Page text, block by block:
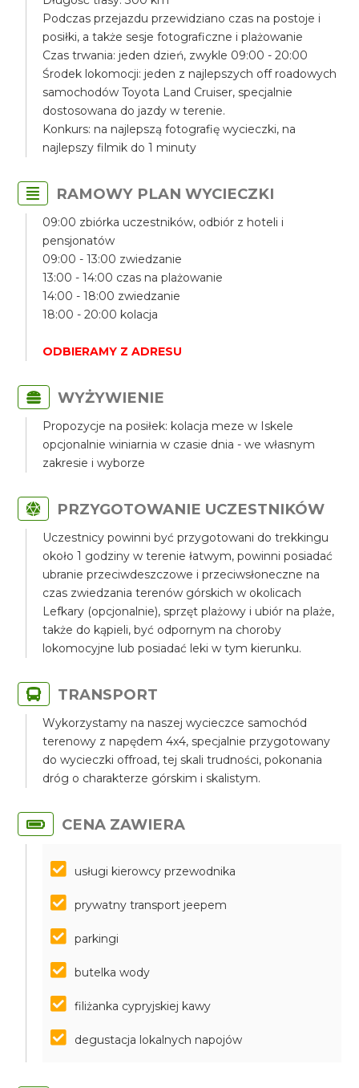
Podczas przejazdu przewidziano czas na postoje i
posiłki, a także sesje fotograficzne i plażowanie
Czas trwania: jeden dzień, zwykle 09:00 - 20:00
Środek lokomocji: jeden z najlepszych off roadowych
samochodów Toyota Land Cruiser, specjalnie
dostosowana do jazdy w terenie.
Konkurs: na najlepszą fotografię wycieczki, na
najlepszy filmik do 1 minuty
RAMOWY PLAN WYCIECZKI
09:00 zbiórka uczestników, odbiór z hoteli i
pensjonatów
09:00 - 13:00 zwiedzanie
13:00 - 14:00 czas na plażowanie
14:00 - 18:00 zwiedzanie
18:00 - 20:00 kolacja
ODBIERAMY Z ADRESU
WYŻYWIENIE
Propozycje na posiłek: kolacja meze w Iskele
opcjonalnie winiarnia w czasie dnia - we własnym
zakresie i wyborze
PRZYGOTOWANIE UCZESTNIKÓW
Uczestnicy powinni być przygotowani do trekkingu
około 1 godziny w terenie łatwym, powinni posiadać
ubranie przeciwdeszczowe i przeciwsłoneczne na
czas zwiedzania terenów górskich w okolicach
Lefkary (opcjonalnie), sprzęt plażowy i ubiór na plaże,
także do kąpieli, być odpornym na choroby
lokomocyjne lub posiadać leki w tym kierunku.
TRANSPORT
Wykorzystamy na naszej wycieczce samochód
terenowy z napędem 4x4, specjalnie przygotowany
do wycieczki offroad, tej skali trudności, pokonania
dróg o charakterze górskim i skalistym.
CENA ZAWIERA
usługi kierowcy przewodnika
prywatny transport jeepem
parkingi
butelka wody
filiżanka cypryjskiej kawy
degustacja lokalnych napojów